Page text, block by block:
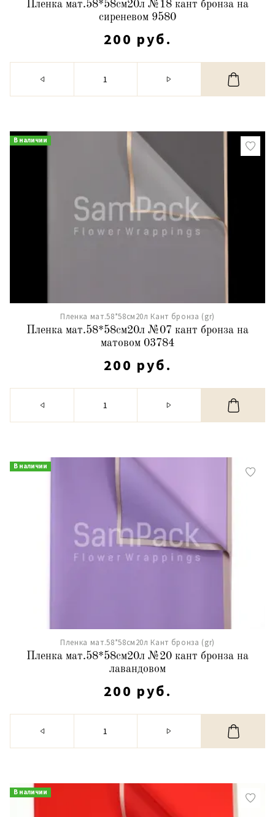
Пленка мат.58*58см20л №18 кант бронза на
сиреневом 9580
200 руб.
В наличии
Пленка мат.58*58см20л Кант бронза (gr)
Пленка мат.58*58см20л №07 кант бронза на
матовом 03784
200 руб.
В наличии
Пленка мат.58*58см20л Кант бронза (gr)
Пленка мат.58*58см20л №20 кант бронза на
лавандовом
200 руб.
В наличии